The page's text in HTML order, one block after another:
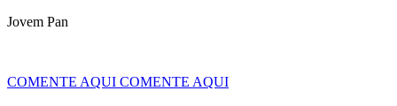
Jovem Pan
COMENTE AQUI COMENTE AQUI